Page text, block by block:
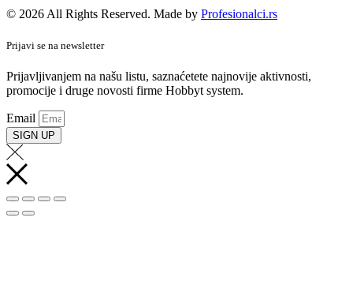
© 2026 All Rights Reserved. Made by Profesionalci.rs
Prijavi se na newsletter
Prijavljivanjem na našu listu, saznaćetete najnovije aktivnosti,
promocije i druge novosti firme Hobbyt system.
Email
SIGN UP